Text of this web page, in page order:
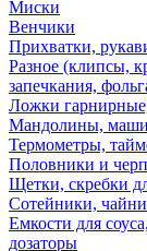
Миски
Венчики
Прихватки,
Разное (клипсы,
запечкания,
Ложки
Мандолины,
Термометры,
Половники и
Щетки, скребки
Сотейники,
Емкости для
дозаторы